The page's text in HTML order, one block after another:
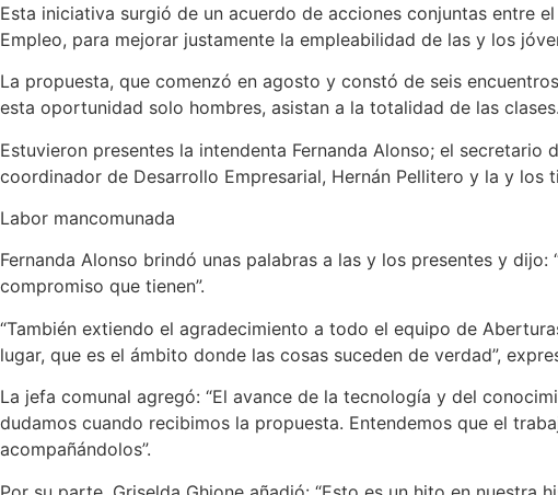
Esta iniciativa surgió de un acuerdo de acciones conjuntas entre
Empleo, para mejorar justamente la empleabilidad de las y los
La propuesta, que comenzó en agosto y constó de seis
esta oportunidad solo hombres, asistan a la totalidad de las clases.
Estuvieron presentes la intendenta Fernanda Alonso; el
coordinador de Desarrollo Empresarial, Hernán Pellitero y la y
Labor mancomunada
Fernanda Alonso brindó unas palabras a las y los presentes y
compromiso que tienen”.
“También extiendo el agradecimiento a todo el equipo de
lugar, que es el ámbito donde las cosas suceden de verdad”,
La jefa comunal agregó: “El avance de la tecnología y del
dudamos cuando recibimos la propuesta. Entendemos que el
acompañándolos”.